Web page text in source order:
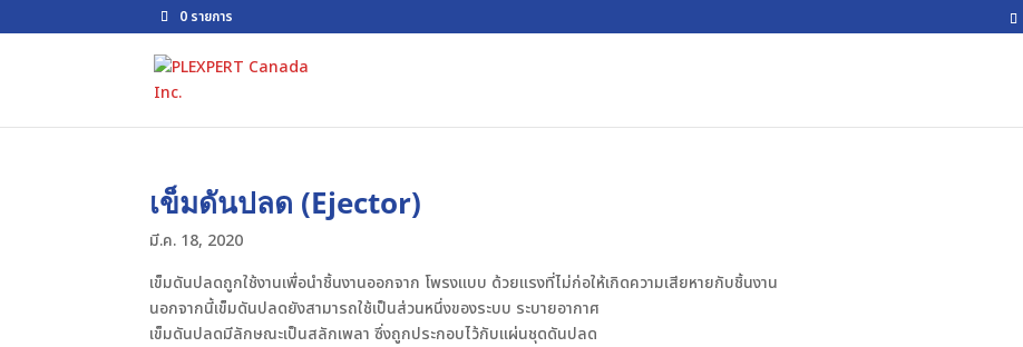
0 รายการ
เข็มดันปลด (Ejector)
มี.ค. 18, 2020
เข็มดันปลดถูกใช้งานเพื่อนำชิ้นงานออกจาก โพรงแบบ ด้วยแรงที่ไม่ก่อให้เกิดความเสียหายกับชิ้นงาน
นอกจากนี้เข็มดันปลดยังสามารถใช้เป็นส่วนหนึ่งของระบบ ระบายอากาศ
เข็มดันปลดมีลักษณะเป็นสลักเพลา ซึ่งถูกประกอบไว้กับแผ่นชุดดันปลด